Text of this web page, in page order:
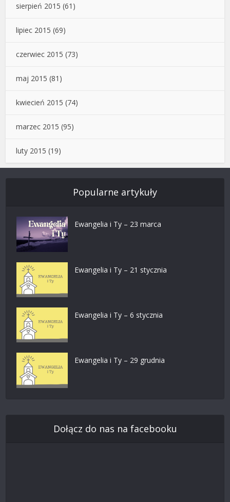
sierpień 2015 (61)
lipiec 2015 (69)
czerwiec 2015 (73)
maj 2015 (81)
kwiecień 2015 (74)
marzec 2015 (95)
luty 2015 (19)
Popularne artykuły
Ewangelia i Ty – 23 marca
Ewangelia i Ty – 21 stycznia
Ewangelia i Ty – 6 stycznia
Ewangelia i Ty – 29 grudnia
Dołącz do nas na facebooku